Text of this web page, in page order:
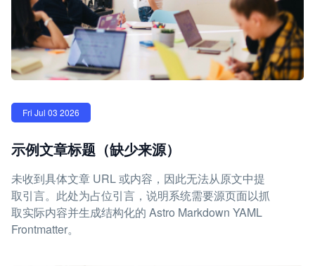
Fri Jul 03 2026
示例文章标题（缺少来源）
未收到具体文章 URL 或内容，因此无法从原文中提
取引言。此处为占位引言，说明系统需要源页面以抓
取实际内容并生成结构化的 Astro Markdown YAML
Frontmatter。